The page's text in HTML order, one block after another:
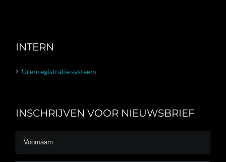
INTERN
Urenregistratie systeem
INSCHRIJVEN VOOR NIEUWSBRIEF